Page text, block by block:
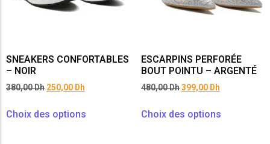
SNEAKERS CONFORTABLES
– NOIR
380,00Dh 250,00 Dh
Choix des options
ESCARPINS PERFORÉE
BOUT POINTU – ARGENTÉ
480,00Dh399,00 Dh
Choix des options